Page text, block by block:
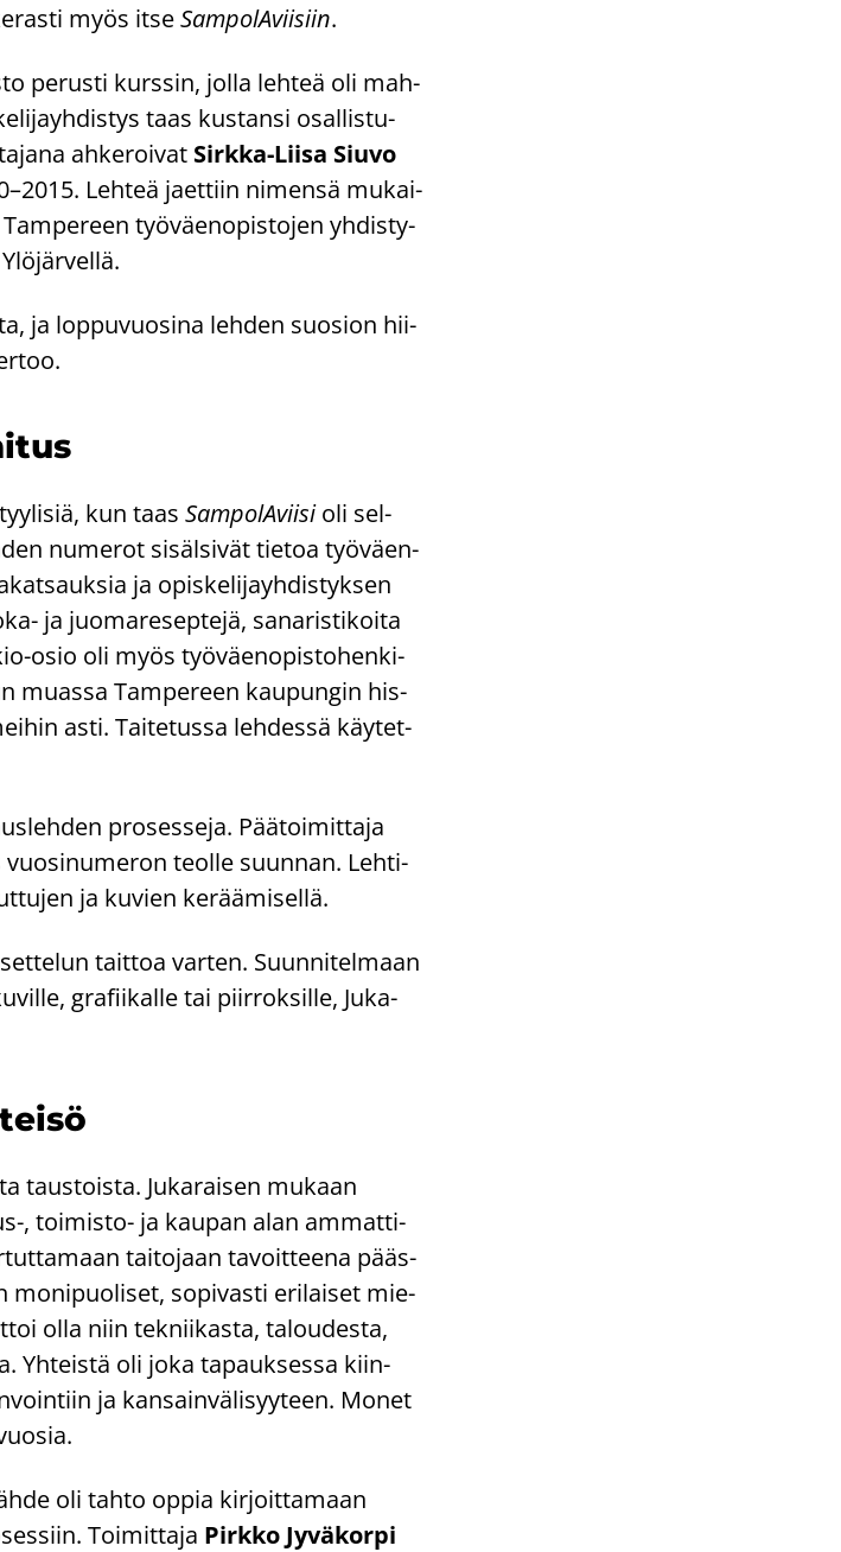
myös itseSam­po­lA­vii­siin.
pe­rus­ti kurs­sin, jolla leh­teä oli mah­
taas kus­tan­si osal­lis­tu­
ah­ke­roi­vat Sirkka-​Liisa Siuvo
Leh­teä jaet­tiin ni­men­sä mu­kai­
työ­väen­opis­to­jen yh­dis­ty­
ja lop­pu­vuo­si­na leh­den suo­sion hii­
kun taas Sam­po­lA­vii­sioli sel­
nu­me­rot si­säl­si­vät tie­toa työ­väen­
ja opis­ke­li­jayh­dis­tyk­sen
ja juo­ma­re­sep­te­jä, sa­na­ris­ti­koi­ta
​osio oli myös työ­väen­opis­to­hen­ki­
muas­sa Tam­pe­reen kau­pun­gin his­
asti. Tai­te­tus­sa leh­des­sä käy­tet­
pro­ses­se­ja. Pää­toi­mit­ta­ja
teol­le suun­nan. Leh­ti­
ja ku­vien ke­rää­mi­sel­lä.
tait­toa var­ten. Suun­ni­tel­maan
gra­fii­kal­le tai piir­rok­sil­le, Ju­ka­
taus­tois­ta. Ju­ka­rai­sen mu­kaan
​, toimisto-​ ja kau­pan alan am­mat­ti­
tai­to­jaan ta­voit­tee­na pääs­
mo­ni­puo­li­set, so­pi­vas­ti eri­lai­set mie­
olla niin tek­nii­kas­ta, ta­lou­des­ta,
Yh­teis­tä oli joka ta­pauk­ses­sa kiin­
ja kan­sain­vä­li­syy­teen. Monet
oli tahto oppia kir­joit­ta­maan
Toi­mit­ta­ja Pirk­ko Jy­vä­kor­pi